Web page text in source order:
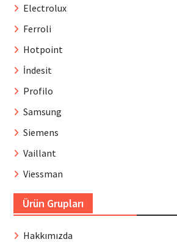
Electrolux
Ferroli
Hotpoint
İndesit
Profilo
Samsung
Siemens
Vaillant
Viessman
Ürün Grupları
Hakkımızda